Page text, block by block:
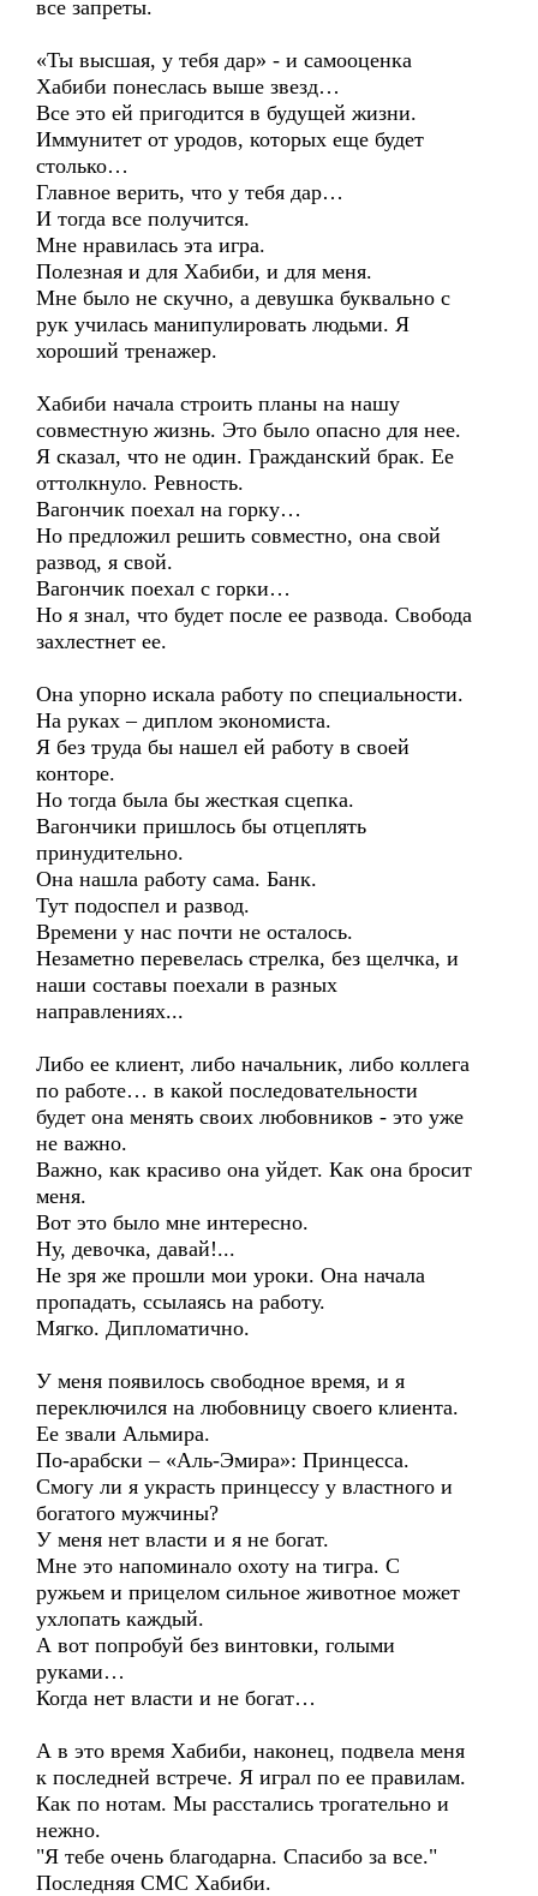
все запреты.
«Ты высшая, у тебя дар» - и самооценка
Хабиби понеслась выше звезд…
Все это ей пригодится в будущей жизни.
Иммунитет от уродов, которых еще будет
столько…
Главное верить, что у тебя дар…
И тогда все получится.
Мне нравилась эта игра.
Полезная и для Хабиби, и для меня.
Мне было не скучно, а девушка буквально с
рук училась манипулировать людьми. Я
хороший тренажер.
Хабиби начала строить планы на нашу
совместную жизнь. Это было опасно для нее.
Я сказал, что не один. Гражданский брак. Ее
оттолкнуло. Ревность.
Вагончик поехал на горку…
Но предложил решить совместно, она свой
развод, я свой.
Вагончик поехал с горки…
Но я знал, что будет после ее развода. Свобода
захлестнет ее.
Она упорно искала работу по специальности.
На руках – диплом экономиста.
Я без труда бы нашел ей работу в своей
конторе.
Но тогда была бы жесткая сцепка.
Вагончики пришлось бы отцеплять
принудительно.
Она нашла работу сама. Банк.
Тут подоспел и развод.
Времени у нас почти не осталось.
Незаметно перевелась стрелка, без щелчка, и
наши составы поехали в разных
направлениях...
Либо ее клиент, либо начальник, либо коллега
по работе… в какой последовательности
будет она менять своих любовников - это уже
не важно.
Важно, как красиво она уйдет. Как она бросит
меня.
Вот это было мне интересно.
Ну, девочка, давай!...
Не зря же прошли мои уроки. Она начала
пропадать, ссылаясь на работу.
Мягко. Дипломатично.
У меня появилось свободное время, и я
переключился на любовницу своего клиента.
Ее звали Альмира.
По-арабски – «Аль-Эмира»: Принцесса.
Смогу ли я украсть принцессу у властного и
богатого мужчины?
У меня нет власти и я не богат.
Мне это напоминало охоту на тигра. С
ружьем и прицелом сильное животное может
ухлопать каждый.
А вот попробуй без винтовки, голыми
руками…
Когда нет власти и не богат…
А в это время Хабиби, наконец, подвела меня
к последней встрече. Я играл по ее правилам.
Как по нотам. Мы расстались трогательно и
нежно.
"Я тебе очень благодарна. Спасибо за все."
Последняя СМС Хабиби.